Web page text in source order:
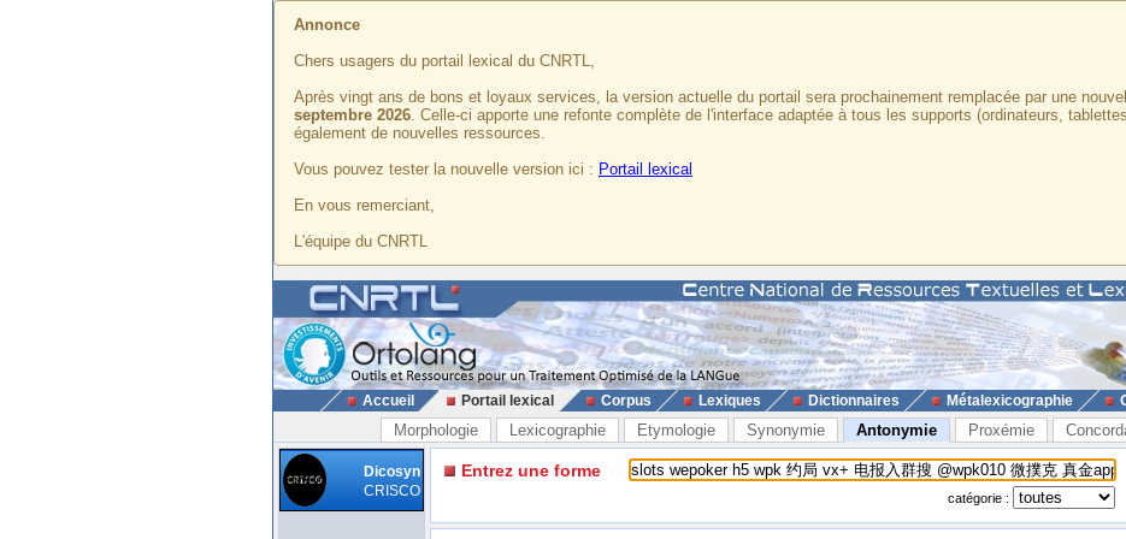
Annonce
Chers usagers du portail lexical du CNRTL,
Après vingt ans de bons et loyaux services, la version actuelle du portail sera prochainement remplacée par une
septembre 2026. Celle-ci apporte une refonte complète de l'interface adaptée à tous les supports (ordinateurs,
également de nouvelles ressources.
Vous pouvez tester la nouvelle version ici : Portail lexical
En vous remerciant,
L'équipe du CNRTL
Accueil Portail lexical Corpus Lexiques Dictionnaires Métalexicographie
Morphologie Lexicographie Etymologie Synonymie Antonymie Proxémie
Dicosyn
CRISCO
Entrez une forme
catégorie :